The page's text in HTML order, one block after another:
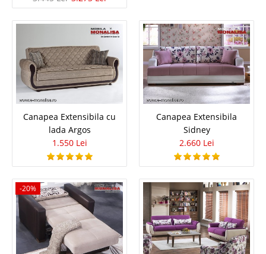
4.191 Lei
Pret Redus 2.285 Lei
In Stoc
Vezi Detalii
Adauga la Favorite
Canapea Extensibila 3 locuri Verde
Smarald ⭐ Oferta de Pret Perissa de
LUX
Canapea Extensibila cu
lada Argos
1.550 Lei
Canapea Extensibila
Sidney
2.660 Lei
-20%